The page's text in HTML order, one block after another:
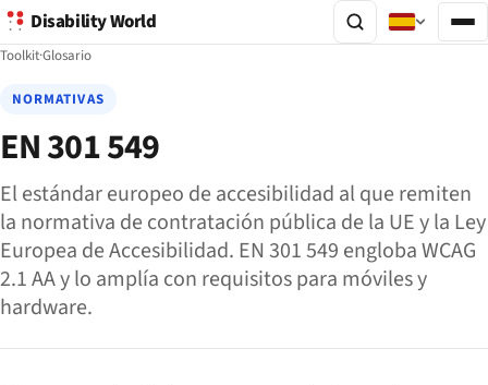
Disability World
Toolkit·Glosario
NORMATIVAS
EN 301 549
El estándar europeo de accesibilidad al que remiten
la normativa de contratación pública de la UE y la Ley
Europea de Accesibilidad. EN 301 549 engloba WCAG
2.1 AA y lo amplía con requisitos para móviles y
hardware.